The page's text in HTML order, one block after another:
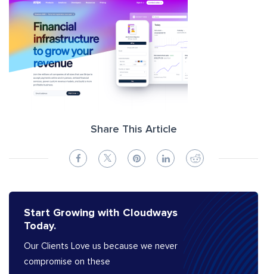
Share This Article
Start Growing with Cloudways
Today.
Our Clients Love us because we never
compromise on these